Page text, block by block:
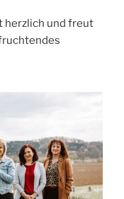
herzlich und freut